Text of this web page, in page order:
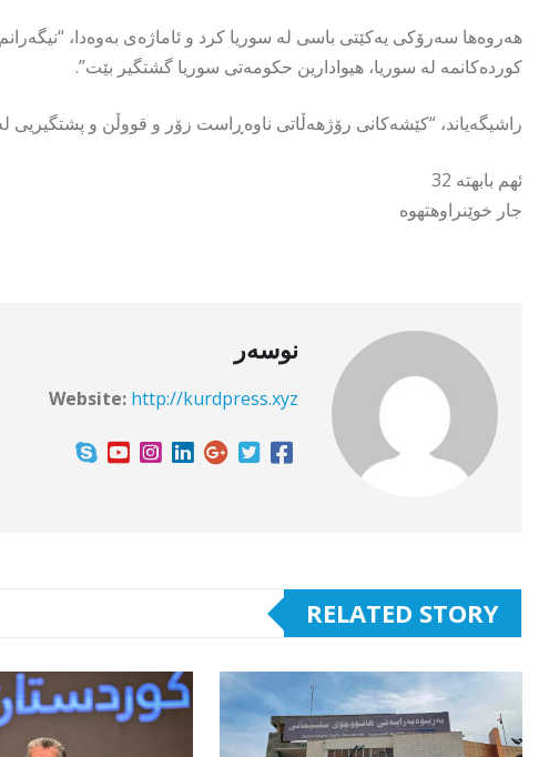
هەروەها سەرۆکی یەکێتی باسی لە سوریا کرد و ئاماژەی بەوەدا،
کوردەکانمە لە سوریا، هیوادارین حکومەتی سوریا گشتگیر بێت”.
راشیگەیاند، “کێشەکانی رۆژهەڵاتی ناوەڕاست زۆر و قووڵن و
ئهم بابهته 32
جار خوێنراوهتهوه
نوسەر
Website: http://kurdpress.xyz
RELATED STORY